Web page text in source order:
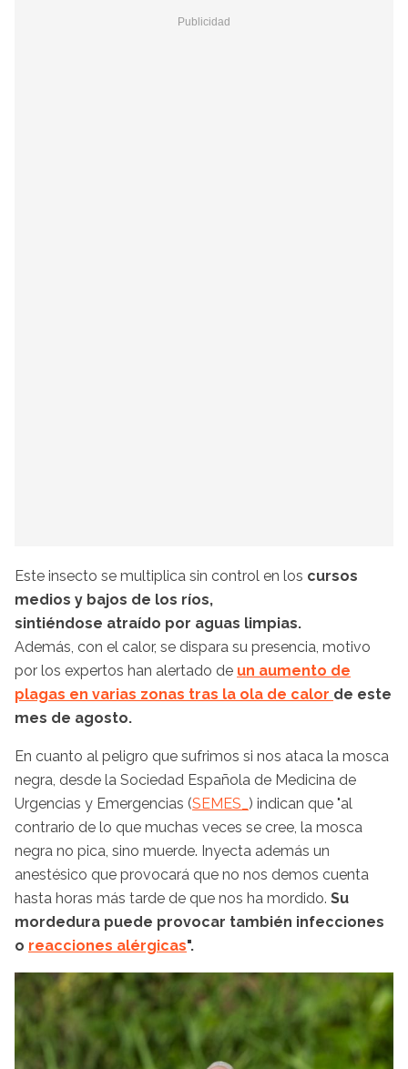
Este insecto se multiplica sin control en los cursos
medios y bajos de los ríos,
sintiéndose atraído por aguas limpias.
Además, con el calor, se dispara su presencia, motivo
por los expertos han alertado de un aumento de
plagas en varias zonas tras la ola de calor de este
mes de agosto.
En cuanto al peligro que sufrimos si nos ataca la mosca
negra, desde la Sociedad Española de Medicina de
Urgencias y Emergencias (SEMES_ ) indican que "al
contrario de lo que muchas veces se cree, la mosca
negra no pica, sino muerde. Inyecta además un
anestésico que provocará que no nos demos cuenta
hasta horas más tarde de que nos ha mordido. Su
mordedura puede provocar también infecciones
o reacciones alérgicas".